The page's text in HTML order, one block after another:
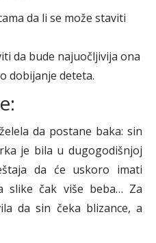
da li se može staviti
da bude najuočljivija ona
dobijanje deteta.
da postane baka: sin
je bila u dugogodišnjoj
da će uskoro imati
slike čak više beba… Za
da sin čeka blizance, a